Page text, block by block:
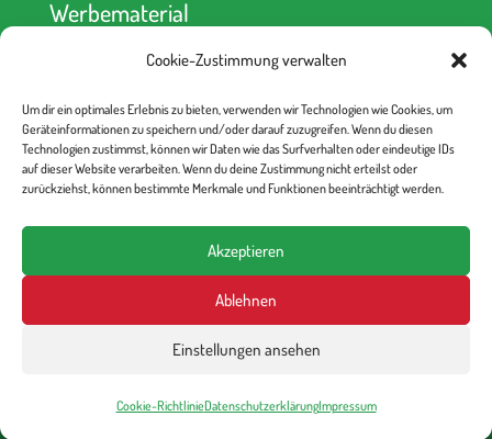
Cookie-Zustimmung verwalten
Um dir ein optimales Erlebnis zu bieten, verwenden wir Technologien wie Cookies, um
Geräteinformationen zu speichern und/oder darauf zuzugreifen. Wenn du diesen
Technologien zustimmst, können wir Daten wie das Surfverhalten oder eindeutige IDs
auf dieser Website verarbeiten. Wenn du deine Zustimmung nicht erteilst oder
zurückziehst, können bestimmte Merkmale und Funktionen beeinträchtigt werden.
Akzeptieren
Ablehnen
Einstellungen ansehen
Cookie-RichtlinieDatenschutzerklärungImpressum
Werbematerial
kein Abseits! e.V.
Berliner Volksbank
IBAN: DE52 1009 0000 2335 6330 00
BIC: BEVODEBB
Datenschutzerklärung
Cookie-Richtlinie